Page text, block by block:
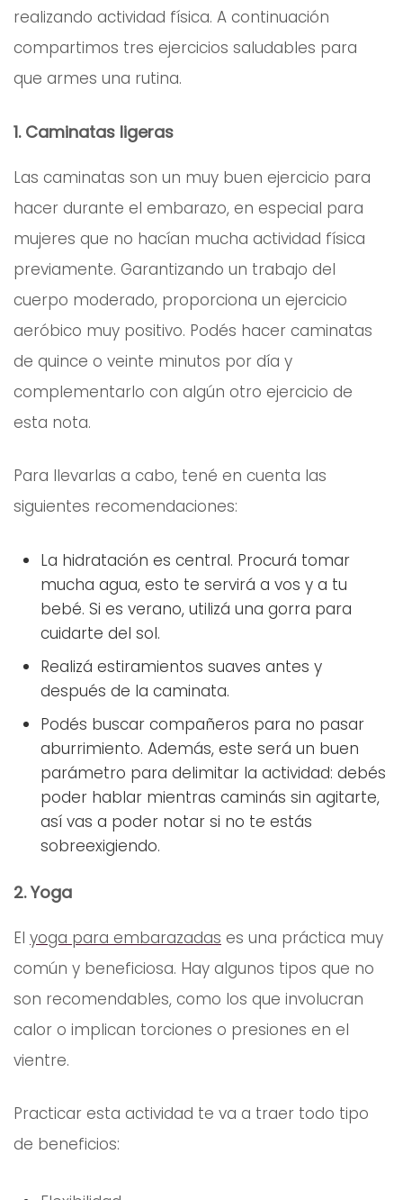
realizando actividad física. A continuación
compartimos tres ejercicios saludables para
que armes una rutina.
1. Caminatas ligeras
Las caminatas son un muy buen ejercicio para
hacer durante el embarazo, en especial para
mujeres que no hacían mucha actividad física
previamente. Garantizando un trabajo del
cuerpo moderado, proporciona un ejercicio
aeróbico muy positivo. Podés hacer caminatas
de quince o veinte minutos por día y
complementarlo con algún otro ejercicio de
esta nota.
Para llevarlas a cabo, tené en cuenta las
siguientes recomendaciones:
La hidratación es central. Procurá tomar
mucha agua, esto te servirá a vos y a tu
bebé. Si es verano, utilizá una gorra para
cuidarte del sol.
Realizá estiramientos suaves antes y
después de la caminata.
Podés buscar compañeros para no pasar
aburrimiento. Además, este será un buen
parámetro para delimitar la actividad: debés
poder hablar mientras caminás sin agitarte,
así vas a poder notar si no te estás
sobreexigiendo.
2. Yoga
El yoga para embarazadas es una práctica muy
común y beneficiosa. Hay algunos tipos que no
son recomendables, como los que involucran
calor o implican torciones o presiones en el
vientre.
Practicar esta actividad te va a traer todo tipo
de beneficios: